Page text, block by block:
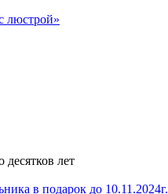
люстрой»
лет
в подарок до 10.11.2024г.